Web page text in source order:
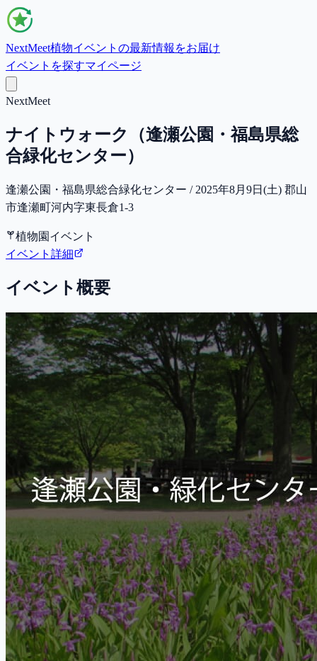
NextMeet植物イベントの最新情報をお届け
イベントを探すマイページ
NextMeet
ナイトウォーク（逢瀬公園・福島県総
合緑化センター）
逢瀬公園・福島県総合緑化センター / 2025年8月9日(土) 郡山
市逢瀬町河内字東長倉1-3
植物園イベント
イベント詳細
イベント概要